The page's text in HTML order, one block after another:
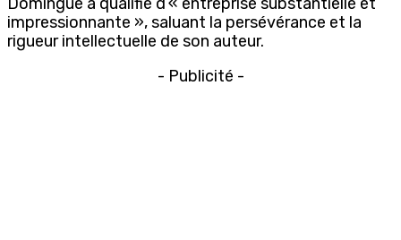
impressionnante », saluant la persévérance et la
rigueur intellectuelle de son auteur.
- Publicité -